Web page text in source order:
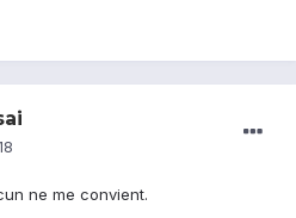
ne me convient.